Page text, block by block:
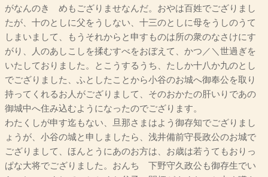
がなんのきゝめもござりませなんだ。おやは百姓でござりまし
たが、十のとしに父をうしない、十三のとしに母をうしのうて
しまいまして、もうそれからと申すものは所の衆のなさけにす
がり、人のあしこしを揉むすべをおぼえて、かつ／＼世過ぎを
いたしておりました。とこうするうち、たしか十八か九のとし
でござりました、ふとしたことから小谷のお城へ御奉公を取り
持ってくれるお人がござりまして、そのおかたの肝いりであの
御城中へ住み込むようになったのでござります。
わたくしが申す迄もない、旦那さまはよう御存知でござりまし
ょうが、小谷の城と申しましたら、浅井備前守長政公のお城で
ござりまして、ほんとうにあのお方は、お歳は若うてもおりっ
ぱな大将でござりました。おんちゝ下野守久政公も御存生でい